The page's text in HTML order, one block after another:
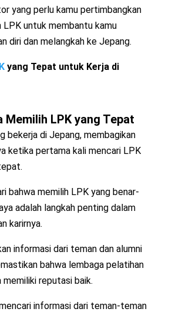
yang perlu kamu pertimbangkan
LPK untuk membantu kamu
diri dan melangkah ke Jepang.
yang Tepat untuk Kerja di
Memilih LPK yang Tepat
bekerja di Jepang, membagikan
ketika pertama kali mencari LPK
bahwa memilih LPK yang benar-
adalah langkah penting dalam
karirnya.
informasi dari teman dan alumni
bahwa lembaga pelatihan
memiliki reputasi baik.
informasi dari teman-teman